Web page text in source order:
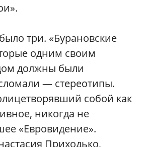
три. «Бурановские
одним своим
должны были
— стереотипы.
собой как
никогда не
«Евровидение».
Приходько,